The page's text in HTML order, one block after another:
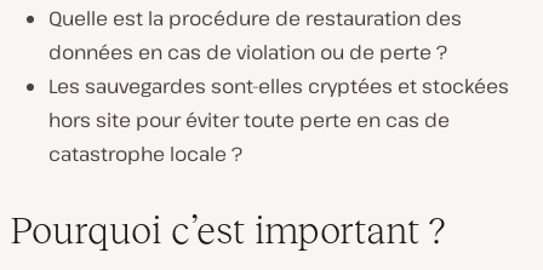
Quelle est la procédure de restauration des
données en cas de violation ou de perte ?
Les sauvegardes sont-elles cryptées et stockées
hors site pour éviter toute perte en cas de
catastrophe locale ?
Pourquoi c’est important ?